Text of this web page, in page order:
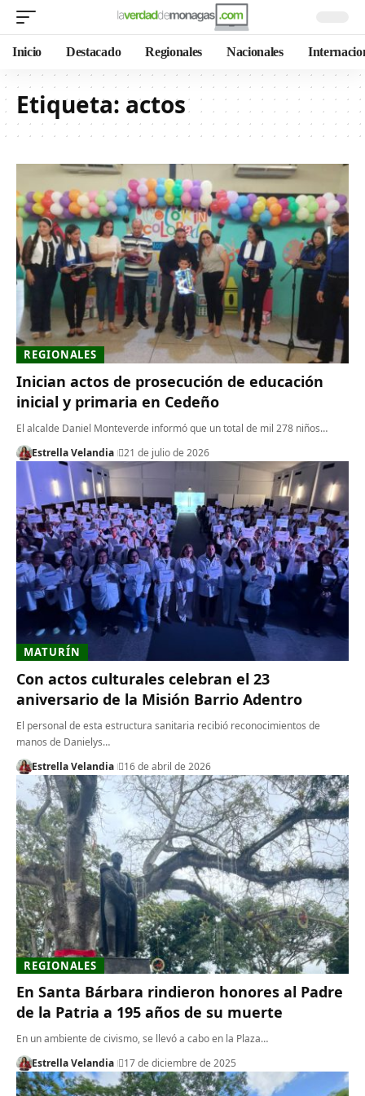
Inicio Destacado Regionales Nacionales
Etiqueta: actos
REGIONALES
Inician actos de prosecución de educación
inicial y primaria en Cedeño
El alcalde Daniel Monteverde informó que un total de mil 278 niños…
Estrella Velandia
21 de julio de 2026
MATURÍN
Con actos culturales celebran el 23
aniversario de la Misión Barrio Adentro
El personal de esta estructura sanitaria recibió reconocimientos de
manos de Danielys…
Estrella Velandia
16 de abril de 2026
REGIONALES
En Santa Bárbara rindieron honores al Padre
de la Patria a 195 años de su muerte
En un ambiente de civismo, se llevó a cabo en la Plaza…
Estrella Velandia
17 de diciembre de 2025